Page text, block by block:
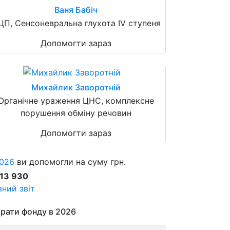
Ваня Бабіч
Сенсоневральна глухота IV ступеня
Допомогти зараз
Михайлик Заворотній
ураження ЦНС, комплексне
порушення обміну речовин
Допомогти зараз
ви допомогли на суму грн.
930
звіт
фонду в 2026